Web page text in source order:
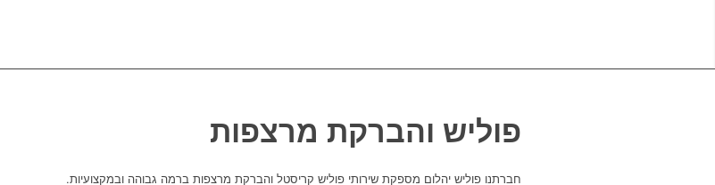
פוליש והברקת מרצפות
חברתנו פוליש יהלום מספקת שירותי פוליש קריסטל והברקת מרצפות ברמה גבוהה ובמקצועיות.